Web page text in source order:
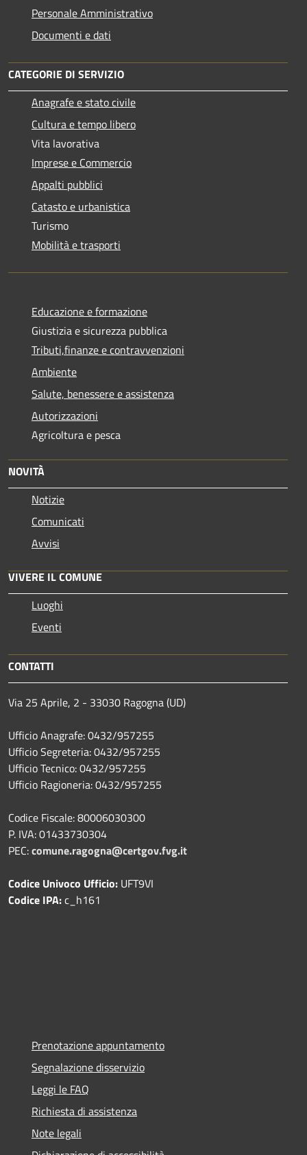
Personale Amministrativo
Documenti e dati
CATEGORIE DI SERVIZIO
Anagrafe e stato civile
Cultura e tempo libero
Vita lavorativa
Imprese e Commercio
Appalti pubblici
Catasto e urbanistica
Turismo
Mobilità e trasporti
Educazione e formazione
Giustizia e sicurezza pubblica
Tributi,finanze e contravvenzioni
Ambiente
Salute, benessere e assistenza
Autorizzazioni
Agricoltura e pesca
NOVITÀ
Notizie
Comunicati
Avvisi
VIVERE IL COMUNE
Luoghi
Eventi
CONTATTI
Via 25 Aprile, 2 - 33030 Ragogna (UD)
Ufficio Anagrafe: 0432/957255
Ufficio Segreteria: 0432/957255
Ufficio Tecnico: 0432/957255
Ufficio Ragioneria: 0432/957255
Codice Fiscale: 80006030300
P. IVA: 01433730304
PEC:comune.ragogna@certgov.fvg.it
Codice Univoco Ufficio: UFT9VI
Codice IPA:c_h161
Prenotazione appuntamento
Segnalazione disservizio
Leggi le FAQ
Richiesta di assistenza
Note legali